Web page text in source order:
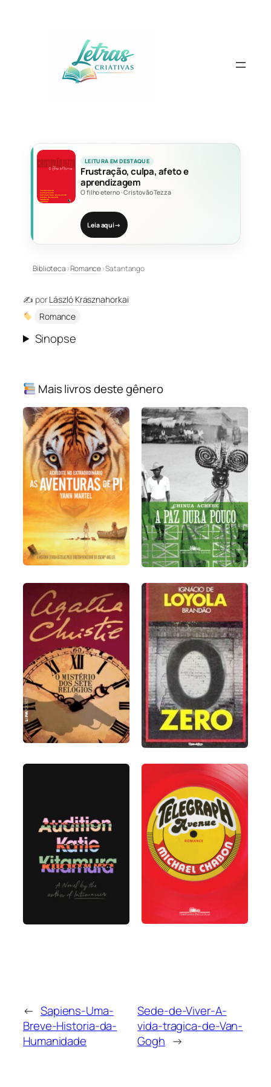
LEITURA EM DESTAQUE
Frustração, culpa, afeto e
aprendizagem
O filho eterno·Cristovão Tezza
Leia aqui→
Biblioteca›Romance›Satantango
✍️ porLászló Krasznahorkai
Romance
Sinopse
Mais livros deste gênero
← Sapiens-Uma-
Breve-Historia-da-
Humanidade
Sede-de-Viver-A-
vida-tragica-de-Van-
Gogh →